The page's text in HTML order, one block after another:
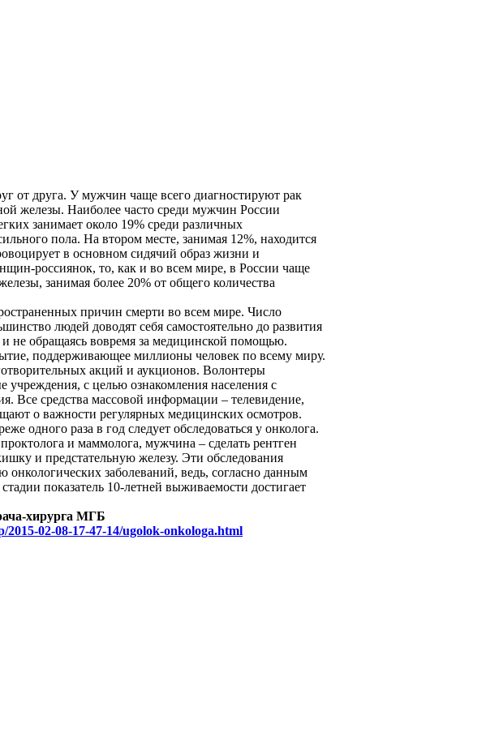
от друга. У мужчин чаще всего диагностируют рак
железы. Наиболее часто среди мужчин России
занимает около 19% среди различных
пола. На втором месте, занимая 12%, находится
в основном сидячий образ жизни и
россиянок, то, как и во всем мире, в России чаще
занимая более 20% от общего количества
причин смерти во всем мире. Число
людей доводят себя самостоятельно до развития
и не обращаясь вовремя за медицинской помощью.
поддерживающее миллионы человек по всему миру.
акций и аукционов. Волонтеры
учреждения, с целью ознакомления населения с
Все средства массовой информации – телевидение,
о важности регулярных медицинских осмотров.
одного раза в год следует обследоваться у онколога.
и маммолога, мужчина – сделать рентген
и предстательную железу. Эти обследования
заболеваний, ведь, согласно данным
показатель 10-летней выживаемости достигает
хирурга МГБ
02-08-17-47-14/ugolok-onkologa.html